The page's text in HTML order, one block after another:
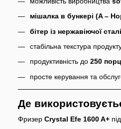
мішалка в бункері (A –
бітер із нержавіючої
стабільна текстура
продуктивність до 250
просте керування та
Де
Фризер Crystal Efe 1600 A+